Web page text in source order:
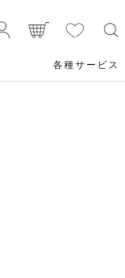
各種サービス